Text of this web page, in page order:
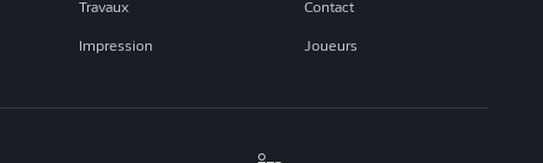
Travaux Contact
Impression Joueurs